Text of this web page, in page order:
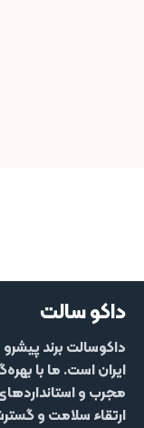
داکو سالت
داکوسالت برند
ایران است. ما با
مجرب و استانداردهای
ارتقاء سلامت و